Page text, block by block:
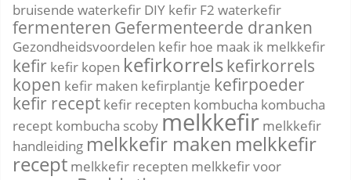
bruisende waterkefir DIY kefir F2 waterkefir
fermenteren Gefermenteerde dranken
Gezondheidsvoordelen kefir hoe maak ik melkkefir
kefir kefir kopen kefirkorrelskefirkorrels
kopen kefir maken kefirplantje kefirpoeder
kefir recept kefir recepten kombucha kombucha
recept kombucha scoby melkkefir melkkefir
handleiding melkkefir maken melkkefir
recept melkkefir recepten melkkefir voor